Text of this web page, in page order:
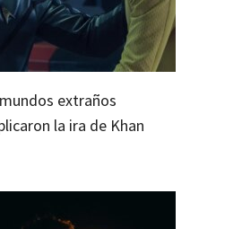
extraños
la ira de Khan